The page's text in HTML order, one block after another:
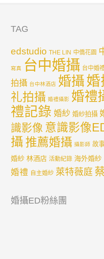
TAG
edstudio THE LIN 中僑花園
寫真 台中婚攝 台中婚
拍攝 台中林酒店 婚攝婚
礼拍攝 婚禮攝影 婚禮
禮記錄 婚紗 婚紗拍攝
識影像 意識影像
攝 推薦婚攝 攝影師 故
婚紗 林酒店 活動紀錄 海外婚紗
婚禮 自主婚紗 萊特薇庭
婚攝ED粉絲團